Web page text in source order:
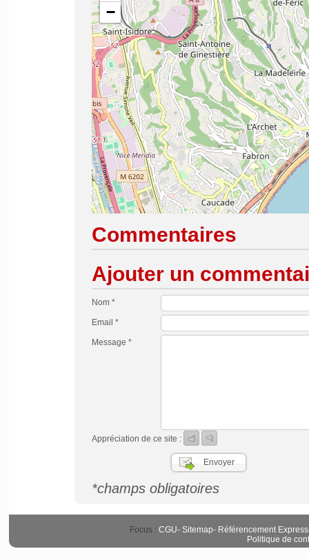
−
Commentaires
Ajouter un
Nom *
Email *
Message *
Appréciation de ce site :
*champs obligatoires
Focus : CGU- Sitemap- Référencement Express
Politique de